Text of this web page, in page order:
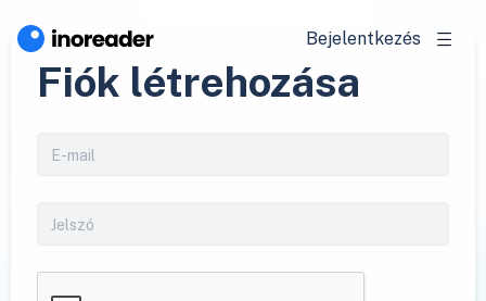
Bejelentkezés
Fiók létrehozása